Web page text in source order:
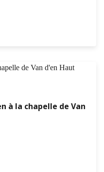
à la chapelle de Van